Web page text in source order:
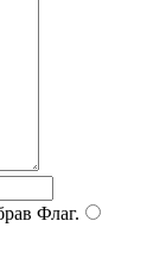
Флаг.